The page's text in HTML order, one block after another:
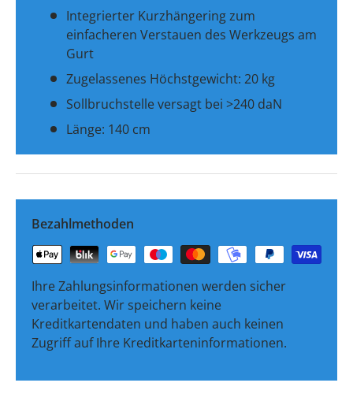
Integrierter Kurzhängering zum
einfacheren Verstauen des Werkzeugs am
Gurt
Zugelassenes Höchstgewicht: 20 kg
Sollbruchstelle versagt bei >240 daN
Länge: 140 cm
Bezahlmethoden
Ihre Zahlungsinformationen werden sicher
verarbeitet. Wir speichern keine
Kreditkartendaten und haben auch keinen
Zugriff auf Ihre Kreditkarteninformationen.